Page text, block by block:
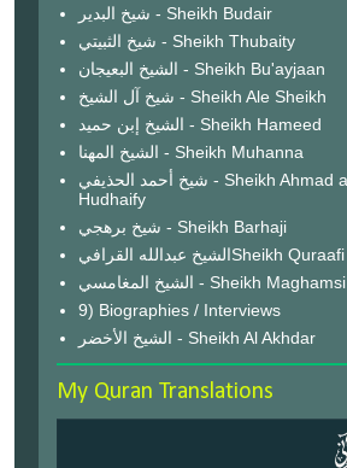
شيخ البدير - Sheikh Budair
شيخ الثبيتي - Sheikh Thubaity
الشيخ البعيجان - Sheikh Bu'ayjaan
شيخ آل الشيخ - Sheikh Ale Sheikh
الشيخ إبن حميد - Sheikh Hameed
الشيخ المهنا - Sheikh Muhanna
شيخ أحمد الحذيفي - Sheikh Ahmad al
Hudhaify
شيخ برهجي - Sheikh Barhaji
الشيخ عبدالله القرافيSheikh Quraafi
الشيخ المغامسي - Sheikh Maghamsi
9) Biographies / Interviews
الشيخ الأخضر - Sheikh Al Akhdar
My Quran Translations